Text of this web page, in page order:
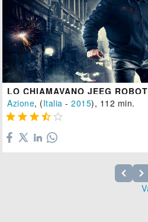
LO CHIAMAVANO JEEG ROBOT
Azione, (Italia -2015), 112 min.
    